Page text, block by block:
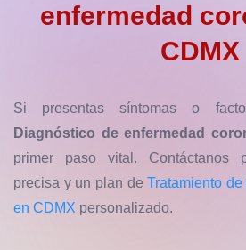
enfermedad
CDMX
Si presentas síntomas o
Diagnóstico de enfermedad
primer paso vital. Contáctanos
precisa y un plan deTratamiento
en CDMX personalizado.